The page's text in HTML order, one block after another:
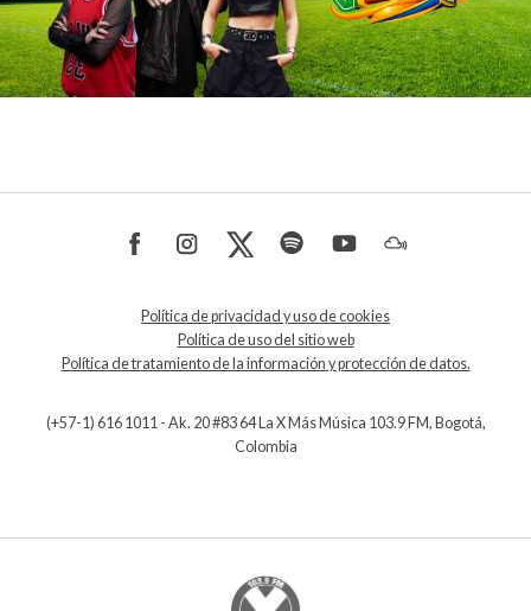
Política de privacidad y uso de cookies
Política de uso del sitio web
Política de tratamiento de la información y protección de datos.
(+57-1) 616 1011 - Ak. 20 #83 64 La X Más Música 103.9 FM, Bogotá,
Colombia